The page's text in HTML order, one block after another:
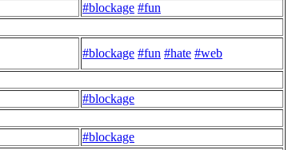
#blockage #fun
#blockage #fun #hate #web
#blockage
#blockage